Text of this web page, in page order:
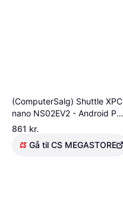
(ComputerSalg) Shuttle XPC
nano NS02EV2 - Android PC
- mini PC 1 RK3368 - RAM 2
PowerVR SGX6110 - Gigabit
861 kr.
Gå til CS MEGASTORE